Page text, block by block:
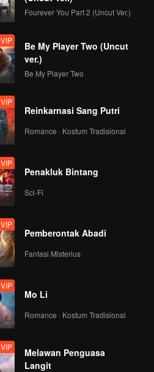
Fourever You Part 2 (Uncut Ver.)
VIP
Be My Player Two (Uncut
ver.)
Be My Player Two
VIP
Reinkarnasi Sang Putri
Romance · Kostum Tradisional
VIP
Penakluk Bintang
Sci-Fi
VIP
Pemberontak Abadi
Fantasi Misterius
VIP
Mo Li
Romance · Kostum Tradisional
VIP
Melawan Penguasa
Langit